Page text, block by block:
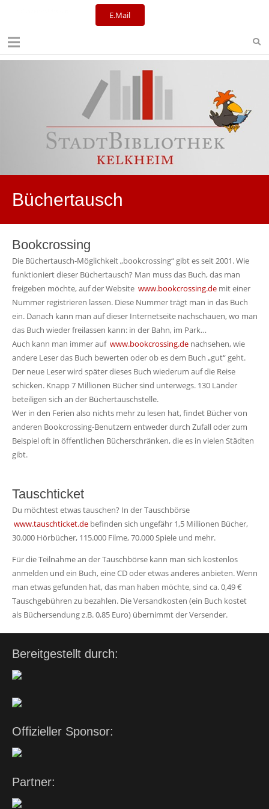
E.Mail
Büchertausch
Bookcrossing
Die Büchertausch-Möglichkeit „bookcrossing“ gibt es seit 2001. Wie
funktioniert dieser Büchertausch? Man muss das Buch, das man
freigeben möchte, auf der Website www.bookcrossing.de mit einer
Nummer registrieren lassen. Diese Nummer trägt man in das Buch
ein. Danach kann man auf dieser Internetseite nachschauen, wo man
das Buch wieder freilassen kann: in der Bahn, im Park…
Auch kann man immer auf www.bookcrossing.de nachsehen, wie
andere Leser das Buch bewerten oder ob es dem Buch „gut“ geht.
Der neue Leser wird später dieses Buch wiederum auf die Reise
schicken. Knapp 7 Millionen Bücher sind unterwegs. 130 Länder
beteiligen sich an der Büchertauschstelle.
Wer in den Ferien also nichts mehr zu lesen hat, findet Bücher von
anderen Bookcrossing-Benutzern entweder durch Zufall oder zum
Beispiel oft in öffentlichen Bücherschränken, die es in vielen Städten
gibt.
Tauschticket
Du möchtest etwas tauschen? In der Tauschbörse
www.tauschticket.debefinden sich ungefähr 1,5 Millionen Bücher,
30.000 Hörbücher, 115.000 Filme, 70.000 Spiele und mehr.
Für die Teilnahme an der Tauschbörse kann man sich kostenlos
anmelden und ein Buch, eine CD oder etwas anderes anbieten. Wenn
man etwas gefunden hat, das man haben möchte, sind ca. 0,49 €
Tauschgebühren zu bezahlen. Die Versandkosten (ein Buch kostet
als Büchersendung z.B. 0,85 Euro) übernimmt der Versender.
Bereitgestellt durch:
Offizieller Sponsor:
Partner: